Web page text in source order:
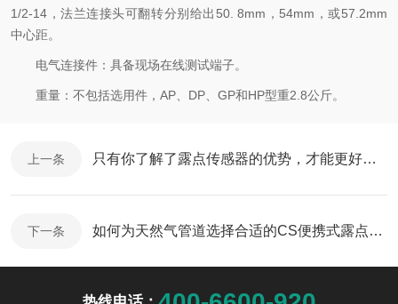
1/2-14，法兰连接头可翻转分别给出50. 8mm，54mm，或57.2mm
中心距。
电气连接件：具备现场在线测试端子。
重量：不包括选用件，AP、DP、GP和HP型重2.8公斤。
上一条 只有你了解了露点传感器的优势，才能更好的使用
下一条 如何为天然气管道选择合适的CS便携式露点仪呢？